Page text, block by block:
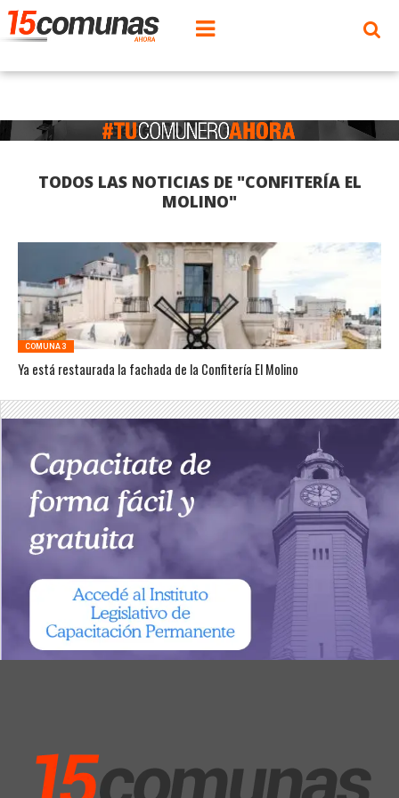
TODOS LAS NOTICIAS DE "CONFITERÍA EL
MOLINO"
COMUNA 3
Ya está restaurada la fachada de la Confitería El Molino